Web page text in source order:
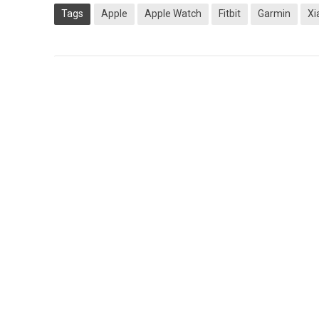
Tags Apple Apple Watch Fitbit Garmin